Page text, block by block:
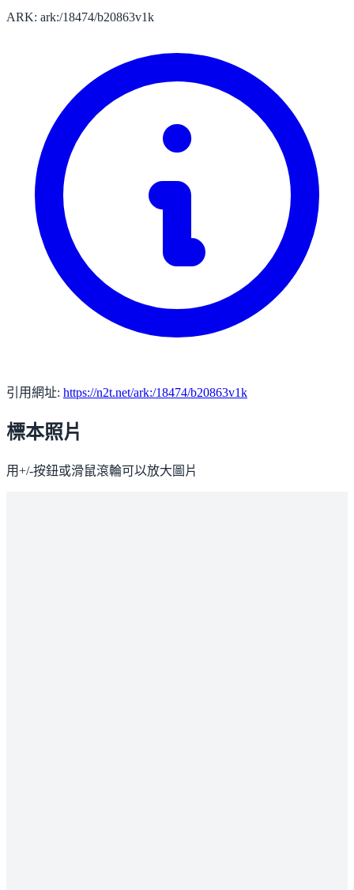
ARK: ark:/18474/b20863v1k
引用網址: https://n2t.net/ark:/18474/b20863v1k
標本照片
用+/-按鈕或滑鼠滾輪可以放大圖片